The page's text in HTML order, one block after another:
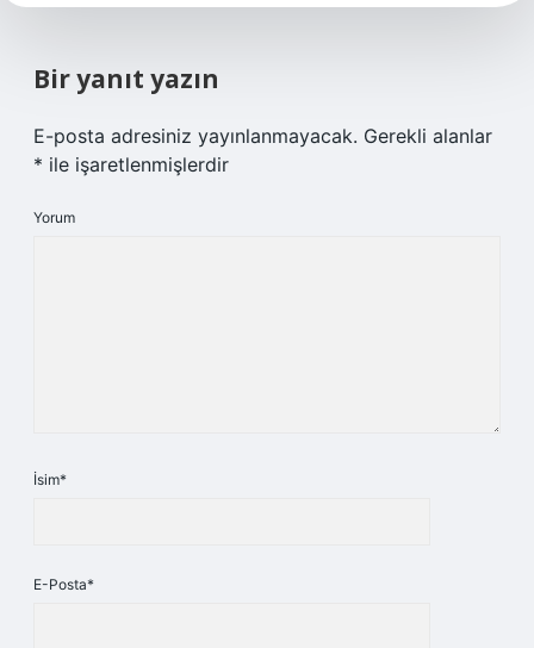
Bir yanıt yazın
E-posta adresiniz yayınlanmayacak. Gerekli alanlar
* ile işaretlenmişlerdir
Yorum
İsim*
E-Posta*